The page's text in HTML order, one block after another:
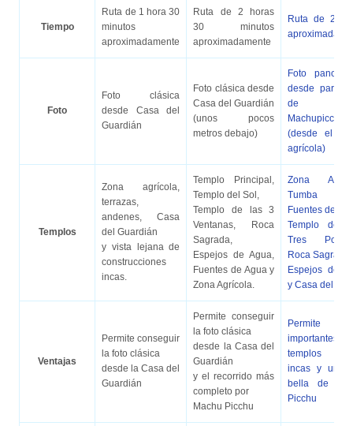
Tiempo
Ruta de 1 hora 30
minutos
aproximadamente
Ruta de 2 horas
30 minutos
aproximadamente
Ruta de 2
Foto
Foto clásica
desde Casa del
Guardián
Foto clásica desde
Casa del Guardián
(unos pocos
metros debajo)
Foto
desde parte
de
Machupicchu
(desde el
agrícola)
Templos
Zona agrícola,
terrazas,
andenes, Casa
del Guardián
y vista lejana de
construcciones
incas.
Templo Principal,
Templo del Sol,
Templo de las 3
Ventanas, Roca
Sagrada,
Espejos de Agua,
Fuentes de Agua y
Zona Agrícola.
Zona
Tumba
Fuentes de
Templo del
Tres
Roca Sagrada,
Espejos de
y Casa del
Ventajas
Permite conseguir
la foto clásica
desde la Casa del
Guardián
Permite conseguir
la foto clásica
desde la Casa del
Guardián
y el recorrido más
completo por
Machu Picchu
Permite
importantes
templos
incas y una
bella de
Picchu